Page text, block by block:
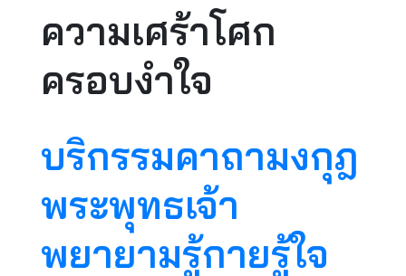
ความเศร้าโศก
ครอบงำใจ
บริกรรมคาถามงกุฎ
พระพุทธเจ้า
พยายามรู้กายรู้ใจ